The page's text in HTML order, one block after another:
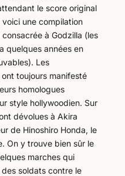
le score original
une compilation
à Godzilla (les
quelques années en
Les
toujours manifesté
homologues
style hollywoodien. Sur
dévolues à Akira
de Hinoshiro Honda, le
On y trouve bien sûr le
marches qui
soldats contre le